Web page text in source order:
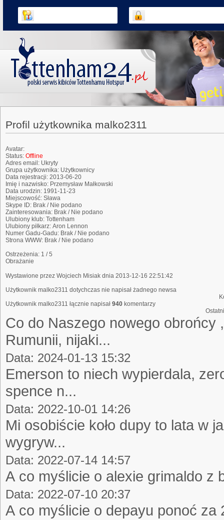
Profil użytkownika malko2311
Avatar:
Status: Offline
Adres email: Ukryty
Grupa użytkownika: Użytkownicy
Data rejestracji: 2013-06-20
Imię i nazwisko: Przemysław Małkowski
Data urodzin: 1991-11-23
Miejscowość: Sława
Skype ID: Brak / Nie podano
Zainteresowania: Brak / Nie podano
Ulubiony klub: Tottenham
Ulubiony piłkarz: Aron Lennon
Numer Gadu-Gadu: Brak / Nie podano
Strona WWW: Brak / Nie podano
Ostrzeżenia: 1 / 5
Obrażanie
Wystawione przez Wojciech Misiak dnia 2013-12-16 22:51:42
Użytkownik malko2311 dotychczas nie napisał żadnego newsa
Użytkownik malko2311 łącznie napisał 940 komentarzy
Co do Naszego nowego obrońcy
Rumunii, nijaki...
Data: 2024-01-13 15:32
Emerson to niech wypierdala,
spence n...
Data: 2022-10-01 14:26
Mi osobiście koło dupy to lata w
wygryw...
Data: 2022-07-14 14:57
A co myślicie o alexie grimaldo
Data: 2022-07-10 20:37
A co myślicie o depayu ponoć